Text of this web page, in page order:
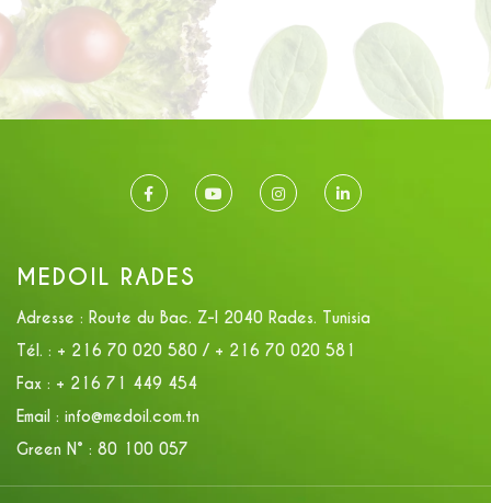
MEDOIL RADES
Adresse : Route du Bac. Z-I 2040 Rades. Tunisia
Tél. : + 216 70 020 580 / + 216 70 020 581
Fax : + 216 71 449 454
Email : info@medoil.com.tn
Green N° : 80 100 057